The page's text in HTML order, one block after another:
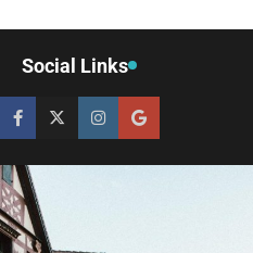
Social Links